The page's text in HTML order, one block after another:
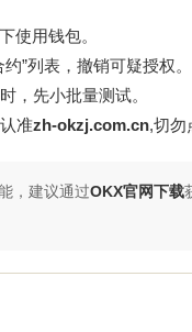
使用钱包。
”列表，撤销可疑授权。
，先小批量测试。
准zh-okzj.com.cn,切勿
，建议通过OKX官网下载